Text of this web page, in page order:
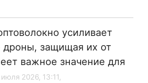
усиливает
дроны, защищая их от
важное значение для
2026, 13:11,